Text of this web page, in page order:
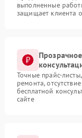
выполненные
защищает клиента
Точные прайс-
ремонта,
бесплатной
сайте